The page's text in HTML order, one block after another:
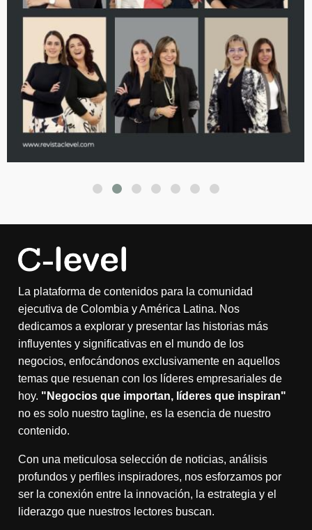
La plataforma de contenidos para la comunidad
ejecutiva de Colombia y América Latina. Nos
dedicamos a explorar y presentar las historias más
influyentes y significativas en el mundo de los
negocios, enfocándonos exclusivamente en aquellos
temas que resuenan con los líderes empresariales de
hoy. "Negocios que importan, líderes que inspiran"
no es solo nuestro tagline, es la esencia de nuestro
contenido.
Con una meticulosa selección de noticias, análisis
profundos y perfiles inspiradores, nos esforzamos por
ser la conexión entre la innovación, la estrategia y el
liderazgo que nuestros lectores buscan.